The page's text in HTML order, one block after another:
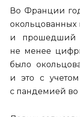
Во Франции
окольцованных
и прошедший
не менее
было
и это с
с пандемией во